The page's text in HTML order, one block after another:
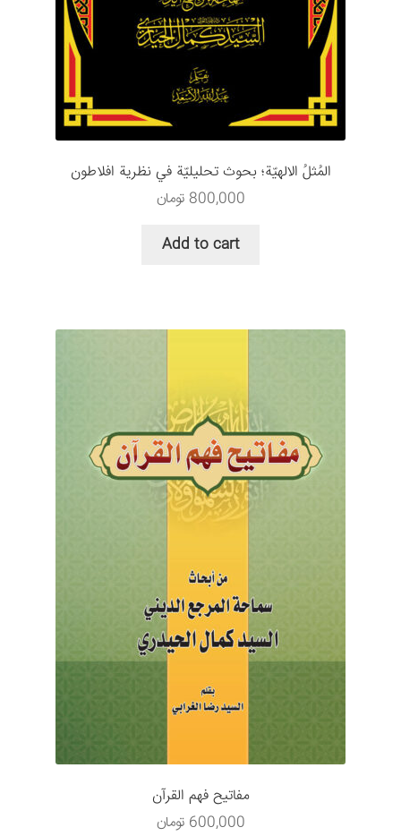
المُثلُ الالهيّة؛ بحوث تحليلیّة في نظرية افلاطون
800,000 تومان
Add to cart
مفاتیح فهم القرآن
600,000 تومان